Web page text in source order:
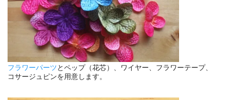
フラワーパーツとペップ（花芯）、ワイヤー、フラワーテープ、
コサージュピンを用意します。